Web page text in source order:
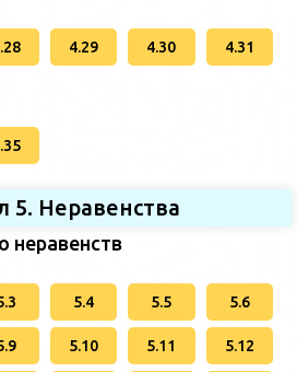
4.29 4.30 4.31
5. Неравенства
неравенств
5.4 5.5 5.6
5.10 5.11 5.12